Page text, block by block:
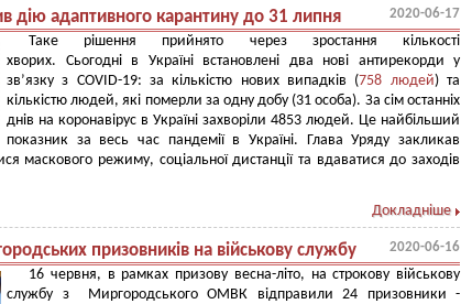
дію адаптивного карантину до 31 липня 2020-06-17
Таке рішення прийнято через зростання кількості
хворих. Сьогодні в Україні встановлені два нові антирекорди у
зв’язку з COVID-19: за кількістю нових випадків (758 людей) та
кількістю людей, які померли за одну добу (31 особа). За сім останніх
днів на коронавірус в Україні захворіли 4853 людей. Це найбільший
показник за весь час пандемії в Україні. Глава Уряду закликав
маскового режиму, соціальної дистанції та вдаватися до заходів
Докладніше
призовників на військову службу 2020-06-16
16 червня, в рамках призову весна-літо, на строкову військову
службу з Миргородського ОМВК відправили 24 призовники -